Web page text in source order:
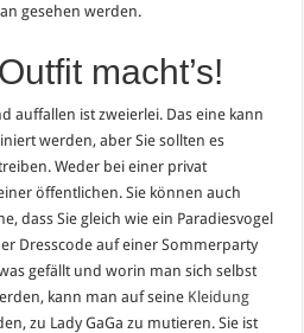
gesehen werden.
macht’s!
auffallen ist zweierlei. Das eine kann
werden, aber Sie sollten es
Weder bei einer privat
öffentlichen. Sie können auch
dass Sie gleich wie ein Paradiesvogel
Dresscode auf einer Sommerparty
gefällt und worin man sich selbst
kann man auf seine Kleidung
zu Lady GaGa zu mutieren. Sie ist